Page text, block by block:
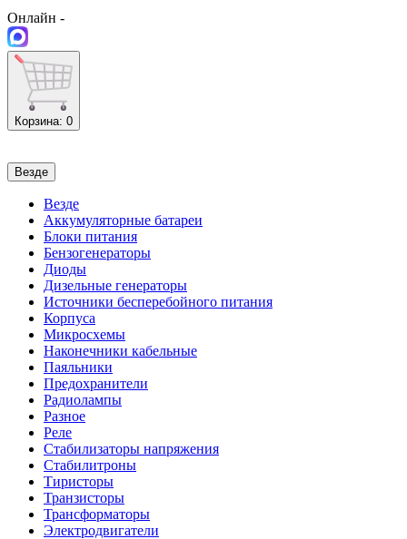
Онлайн -
Корзина: 0
Везде
Везде
Аккумуляторные батареи
Блоки питания
Бензогенераторы
Диоды
Дизельные генераторы
Источники бесперебойного питания
Корпуса
Микросхемы
Наконечники кабельные
Паяльники
Предохранители
Радиолампы
Разное
Реле
Стабилизаторы напряжения
Стабилитроны
Тиристоры
Транзисторы
Трансформаторы
Электродвигатели